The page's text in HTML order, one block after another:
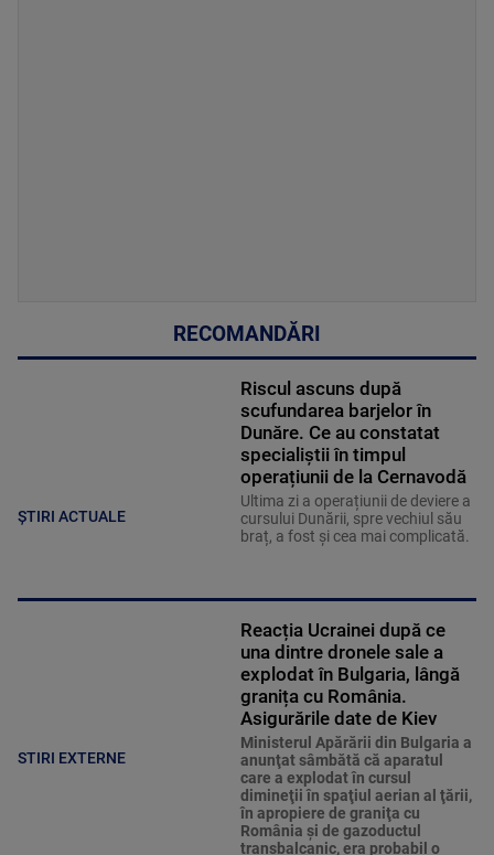
RECOMANDĂRI
ȘTIRI ACTUALE
Riscul ascuns după
scufundarea barjelor în
Dunăre. Ce au constatat
specialiștii în timpul
operațiunii de la Cernavodă
Ultima zi a operațiunii de deviere a
cursului Dunării, spre vechiul său
braț, a fost și cea mai complicată.
STIRI EXTERNE
Reacția Ucrainei după ce
una dintre dronele sale a
explodat în Bulgaria, lângă
granița cu România.
Asigurările date de Kiev
Ministerul Apărării din Bulgaria a
anunţat sâmbătă că aparatul
care a explodat în cursul
dimineţii în spaţiul aerian al ţării,
în apropiere de graniţa cu
România şi de gazoductul
transbalcanic, era probabil o